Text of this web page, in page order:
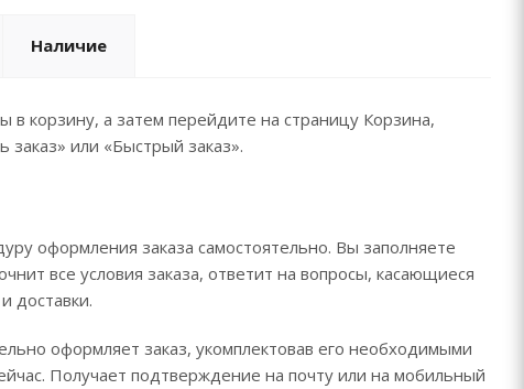
Наличие
корзину, а затем перейдите на страницу Корзина,
или «Быстрый заказ».
оформления заказа самостоятельно. Вы заполняете
все условия заказа, ответит на вопросы, касающиеся
доставки.
оформляет заказ, укомплектовав его необходимыми
Получает подтверждение на почту или на мобильный